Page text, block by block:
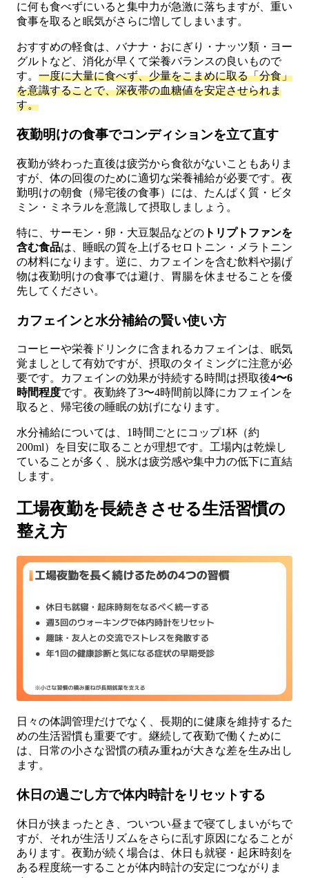
に何も食べずにいると集中力が急激に落ちますが、重い
食事を取ると眠気がさらに増してしまいます。
おすすめの軽食は、バナナ・おにぎり・ナッツ類・ヨー
グルトなど、消化が早くて栄養バランスの良いもので
す。 一度に大量に食べず、少量をこまめに取る「分食」
を意識することで、深夜帯の血糖値を安定させられま
す。
夜勤明けの食事でコンディションを立て直す
夜勤が終わった直後は疲労から食欲がないこともありま
すが、体の回復のために適切な栄養補給が必要です。夜
勤明けの朝食（帰宅後の食事）には、たんぱく質・ビタ
ミン・ミネラルを意識して摂取しましょう。
特に、サーモン・卵・大豆製品などの トリプトファンを
含む食品は、睡眠の質を上げるセロトニン・メラトニン
の材料になります。逆に、カフェインを含む飲料や揚げ
物は夜勤明けの食事では避け、胃腸を休ませることを優
先してください。
カフェインと水分補給の賢い使い方
コーヒーや栄養ドリンクに含まれるカフェインは、眠気
覚ましとして有効ですが、摂取のタイミングに注意が必
要です。カフェインの効果が持続する時間は摂取後4〜6
時間程度です。夜勤終了3〜4時間前以降にカフェインを
取ると、帰宅後の睡眠の妨げになります。
水分補給については、1時間ごとにコップ1杯（約
200ml）を目安に取ることが理想です。工場内は乾燥し
ていることが多く、脱水は疲労感や集中力の低下に直結
します。
工場夜勤を長続きさせる生活習慣の
整え方
日々の体調管理だけでなく、長期的に健康を維持するた
めの生活習慣も重要です。継続して夜勤で働くために
は、日常の小さな習慣の積み重ねが大きな差を生み出し
ます。
休日の過ごし方で体内時計をリセットする
休日が挟まったとき、ついつい昼まで寝てしまいがちで
すが、それが生活リズムをさらに乱す原因になることが
あります。夜勤が続く場合は、休日も就寝・起床時刻を
ある程度統一することが体内時計の安定につながりま